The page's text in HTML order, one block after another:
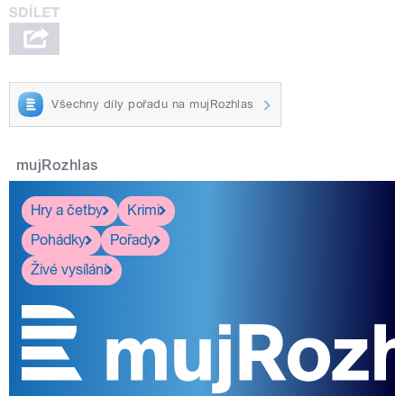
Všechny díly pořadu na mujRozhlas
mujRozhlas
Hry a četby
Krimi
Pohádky
Pořady
Živé vysílání